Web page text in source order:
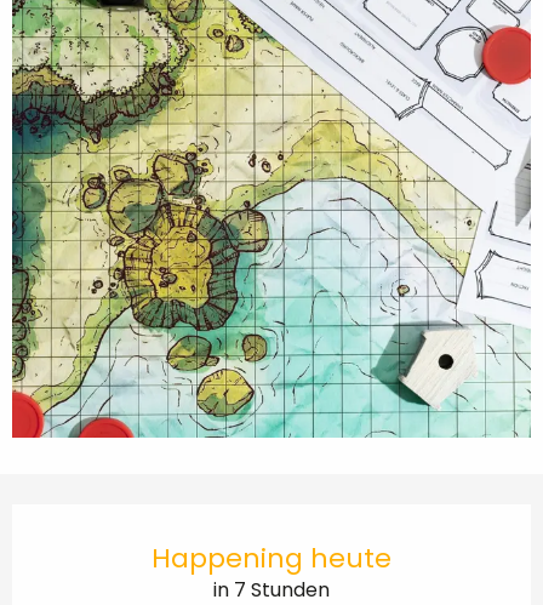
Happening heute
in 7 Stunden